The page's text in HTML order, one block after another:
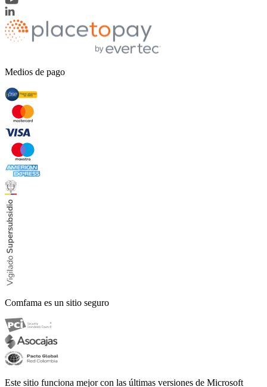
Medios de pago
Comfama es un sitio seguro
Este sitio funciona mejor con las últimas versiones de Microsoft